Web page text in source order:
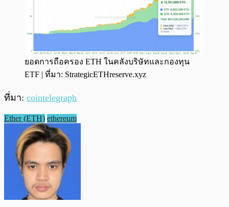
ยอดการถือครอง ETH ในคลังบริษัทและกองทุน
ETF | ที่มา: StrategicETHreserve.xyz
ที่มา: cointelegraph
Ether (ETH) ethereum